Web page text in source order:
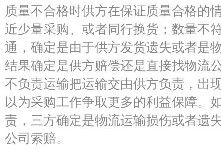
质量不合格时供方在保证质量合格的
近少量采购、或者同行换货；数量不
通，确定是由于供方发货遗失或者是
结果确定是供方赔偿还是直接找物流
不负责运输把运输交由供方负责，出
以为采购工作争取更多的利益保障。
责，三方确定是物流运输损伤或者遗
公司索赔。